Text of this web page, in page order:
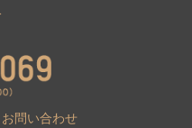
お問い合わせ